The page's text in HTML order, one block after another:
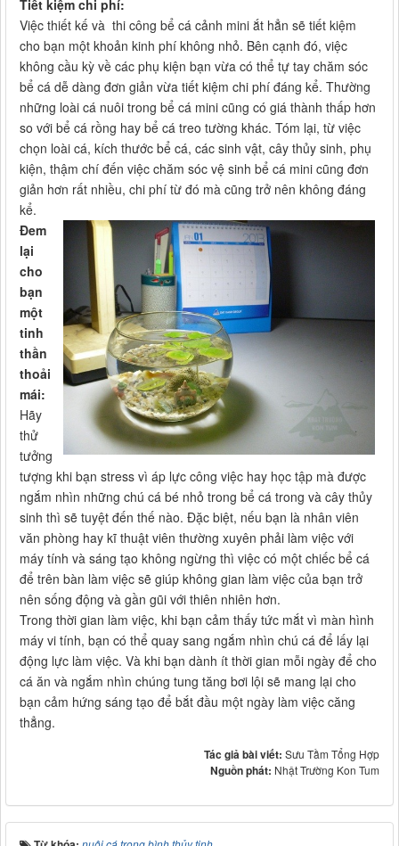
Tiết kiệm chi phí:
Việc thiết kế và thi công bể cá cảnh mini ắt hẳn sẽ tiết kiệm
cho bạn một khoản kinh phí không nhỏ. Bên cạnh đó, việc
không cầu kỳ về các phụ kiện bạn vừa có thể tự tay chăm sóc
bể cá dễ dàng đơn giản vừa tiết kiệm chi phí đáng kể. Thường
những loài cá nuôi trong bể cá mini cũng có giá thành thấp hơn
so với bể cá rồng hay bể cá treo tường khác. Tóm lại, từ việc
chọn loài cá, kích thước bể cá, các sinh vật, cây thủy sinh, phụ
kiện, thậm chí đến việc chăm sóc vệ sinh bể cá mini cũng đơn
giản hơn rất nhiều, chi phí từ đó mà cũng trở nên không đáng
kể.
Đem
lại
cho
bạn
một
tinh
thần
thoải
mái:
Hãy
thử
tưởng
tượng khi bạn stress vì áp lực công việc hay học tập mà được
ngắm nhìn những chú cá bé nhỏ trong bể cá trong và cây thủy
sinh thì sẽ tuyệt đến thế nào. Đặc biệt, nếu bạn là nhân viên
văn phòng hay kĩ thuật viên thường xuyên phải làm việc với
máy tính và sáng tạo không ngừng thì việc có một chiếc bể cá
để trên bàn làm việc sẽ giúp không gian làm việc của bạn trở
nên sống động và gần gũi với thiên nhiên hơn.
Trong thời gian làm việc, khi bạn cảm thấy tức mắt vì màn hình
máy vi tính, bạn có thể quay sang ngắm nhìn chú cá để lấy lại
động lực làm việc. Và khi bạn dành ít thời gian mỗi ngày để cho
cá ăn và ngắm nhìn chúng tung tăng bơi lội sẽ mang lại cho
bạn cảm hứng sáng tạo để bắt đầu một ngày làm việc căng
thẳng.
Tác giả bài viết: Sưu Tầm Tổng Hợp
Nguồn phát: Nhật Trường Kon Tum